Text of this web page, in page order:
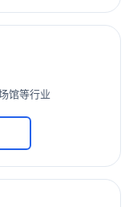
馆等行业